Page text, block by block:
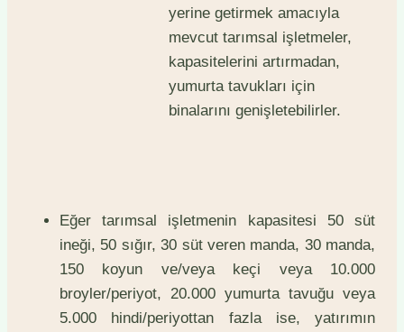
yerine getirmek amacıyla
mevcut tarımsal işletmeler,
kapasitelerini artırmadan,
yumurta tavukları için
binalarını genişletebilirler.
Eğer tarımsal işletmenin kapasitesi 50 süt
ineği, 50 sığır, 30 süt veren manda, 30 manda,
150 koyun ve/veya keçi veya 10.000
broyler/periyot, 20.000 yumurta tavuğu veya
5.000 hindi/periyottan fazla ise, yatırımın